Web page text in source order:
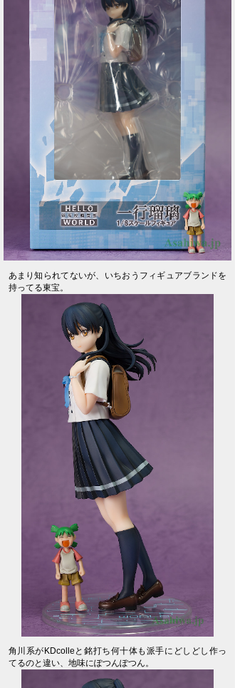
あまり知られてないが、いちおうフィギュアブランドを
持ってる東宝。
角川系がKDcolleと銘打ち何十体も派手にどしどし作っ
てるのと違い、地味にぽつんぽつん。